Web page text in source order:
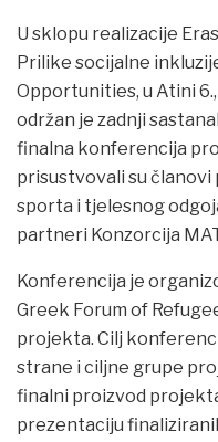
U sklopu realizacije
Prilike socijalne
Opportunities, u Atini
održan je zadnji
finalna konferencija
prisustvovali su
sporta i tjelesnog
partneri Konzorcija
Konferencija je
Greek Forum of
projekta. Cilj
strane i ciljne grupe
finalni proizvod
prezentaciju